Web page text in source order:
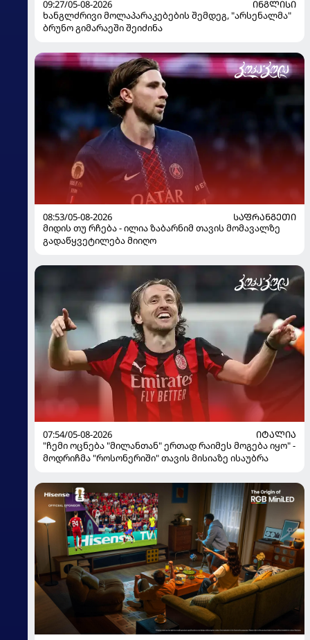
09:27/05-08-2026
ᲘᲜᲒᲚᲘᲡᲘ
ხანგლძრივი მოლაპარაკებების შემდეგ, "არსენალმა"
ბრუნო გიმარაეში შეიძინა
08:53/05-08-2026
ᲡᲐᲤᲠᲐᲜᲒᲔᲗᲘ
მიდის თუ რჩება - ილია ზაბარნიმ თავის მომავალზე
გადაწყვეტილება მიიღო
07:54/05-08-2026
ᲘᲢᲐᲚᲘᲐ
"ჩემი ოცნება "მილანთან" ერთად რაიმეს მოგება იყო" -
მოდრიჩმა "როსონერიში" თავის მისიაზე ისაუბრა